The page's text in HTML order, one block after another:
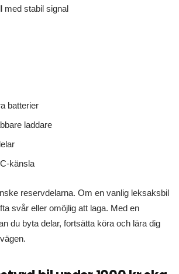
med stabil signal
batterier
laddare
känsla
reservdelarna. Om en vanlig leksaksbil
svår eller omöjlig att laga. Med en
du byta delar, fortsätta köra och lära dig